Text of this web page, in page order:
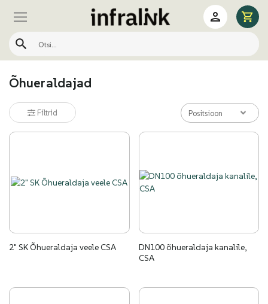
Õhueraldajad
Filtrid Positsioon
2" SK Õhueraldaja veele CSA
DN100 õhueraldaja kanalile,
CSA